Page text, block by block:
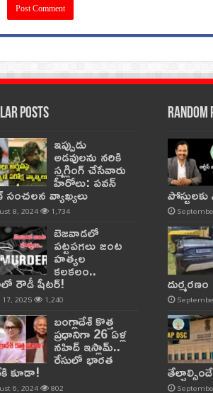
Posts
ఇప్పుడు
అడవులను నరికి
స్మగ్లింగ్ చేసేవారు
హీరోలు: పవన్
సంచలన వ్యాఖ్యలు
8, 2024 1,734
బెజవాడలో
పట్టపగలు జంట
హత్యల
కలకలం..
రౌడీ షీటర్‌!
2025 1,240
బంగ్లాదేశ్ కొత్త
ప్రధానిగా 26 ఏళ్ల
నహిద్ ఇస్లామ్..
రేసులో భారత
కూడా!
6, 2024 802
Random
దుర్మరణం